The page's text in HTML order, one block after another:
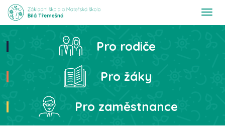
T
t
Hledat
Pro rodiče
Pro žáky
Pro zaměstnance